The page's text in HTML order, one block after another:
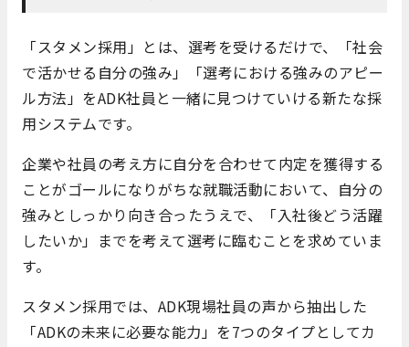
「スタメン採用」とは、選考を受けるだけで、「社会
で活かせる自分の強み」「選考における強みのアピー
ル方法」をADK社員と一緒に見つけていける新たな採
用システムです。
企業や社員の考え方に自分を合わせて内定を獲得する
ことがゴールになりがちな就職活動において、自分の
強みとしっかり向き合ったうえで、「入社後どう活躍
したいか」までを考えて選考に臨むことを求めていま
す。
スタメン採用では、ADK現場社員の声から抽出した
「ADKの未来に必要な能力」を7つのタイプとしてカ